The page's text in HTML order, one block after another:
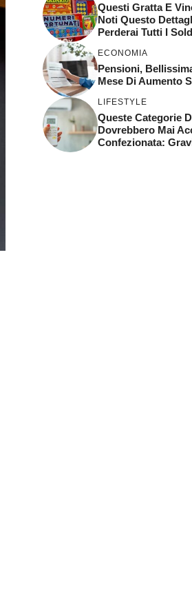
Questi Gratta E
Noti Questo
Perderai Tutti I
ECONOMIA
Pensioni,
Mese Di Aumento
LIFESTYLE
Queste Categorie
Dovrebbero Mai
Confezionata: